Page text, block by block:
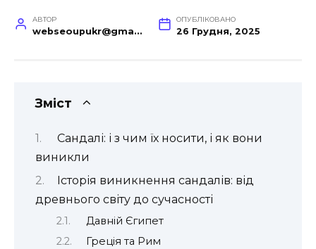
АВТОР
webseoupukr@gmail.com
ОПУБЛІКОВАНО
26 Грудня, 2025
Зміст
Сандалі: і з чим їх носити, і як вони
виникли
Історія виникнення сандалів: від
древнього світу до сучасності
Давній Єгипет
Греція та Рим